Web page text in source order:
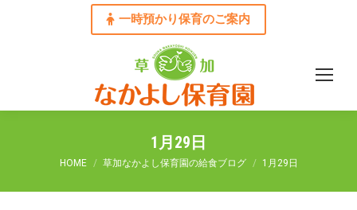
一時預かり保育のご案内
1月29日
You are here:
HOME 草加なかよし保育園の給食ブログ 1月29日